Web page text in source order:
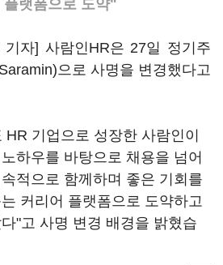
랫폼으로 도약"
기자] 사람인HR은 27일 정기주
으로 사명을 변경했다고
기업으로 성장한 사람인이
하우를 바탕으로 채용을 넘어
적으로 함께하며 좋은 기회를
커리어 플랫폼으로 도약하고
"고 사명 변경 배경을 밝혔습